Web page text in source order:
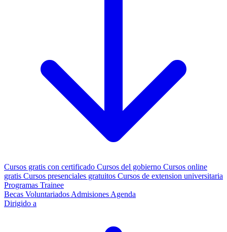
Cursos gratis con certificado Cursos del gobierno Cursos online
gratis Cursos presenciales gratuitos Cursos de extension universitaria
Programas Trainee
Becas Voluntariados Admisiones Agenda
Dirigido a